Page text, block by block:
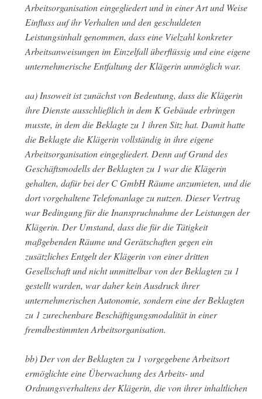
Arbeitsorganisation eingegliedert und in einer Art und Weise
Einfluss auf ihr Verhalten und den geschuldeten
Leistungsinhalt genommen, dass eine Vielzahl konkreter
Arbeitsanweisungen im Einzelfall überflüssig und eine eigene
unternehmerische Entfaltung der Klägerin unmöglich war.
aa) Insoweit ist zunächst von Bedeutung, dass die Klägerin
ihre Dienste ausschließlich in dem K Gebäude erbringen
musste, in dem die Beklagte zu 1 ihren Sitz hat. Damit hatte
die Beklagte die Klägerin vollständig in ihre eigene
Arbeitsorganisation eingegliedert. Denn auf Grund des
Geschäftsmodells der Beklagten zu 1 war die Klägerin
gehalten, dafür bei der C GmbH Räume anzumieten, und die
dort vorgehaltene Telefonanlage zu nutzen. Dieser Vertrag
war Bedingung für die Inanspruchnahme der Leistungen der
Klägerin. Der Umstand, dass die für die Tätigkeit
maßgebenden Räume und Gerätschaften gegen ein
zusätzliches Entgelt der Klägerin von einer dritten
Gesellschaft und nicht unmittelbar von der Beklagten zu 1
gestellt wurden, war daher kein Ausdruck ihrer
unternehmerischen Autonomie, sondern eine der Beklagten
zu 1 zurechenbare Beschäftigungsmodalität in einer
fremdbestimmten Arbeitsorganisation.
bb) Der von der Beklagten zu 1 vorgegebene Arbeitsort
ermöglichte eine Überwachung des Arbeits- und
Ordnungsverhaltens der Klägerin, die von ihrer inhaltlichen